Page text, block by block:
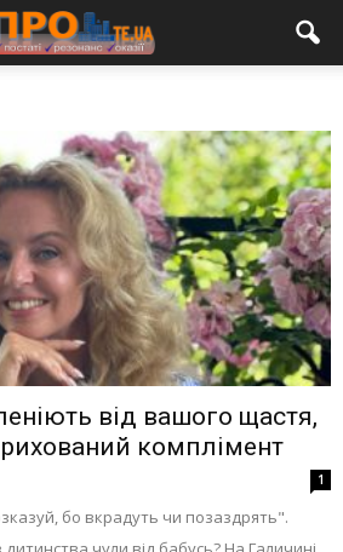
від вашого щастя,
комплімент
1
бо вкрадуть чи позаздрять".